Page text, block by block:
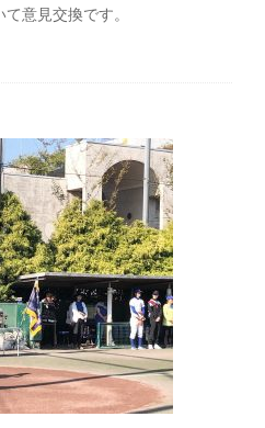
意見交換です。